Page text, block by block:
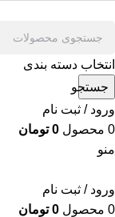
انتخاب دسته بندی
جستجو
ورود / ثبت نام
0 محصول 0 تومان
منو
ورود / ثبت نام
0 محصول 0 تومان